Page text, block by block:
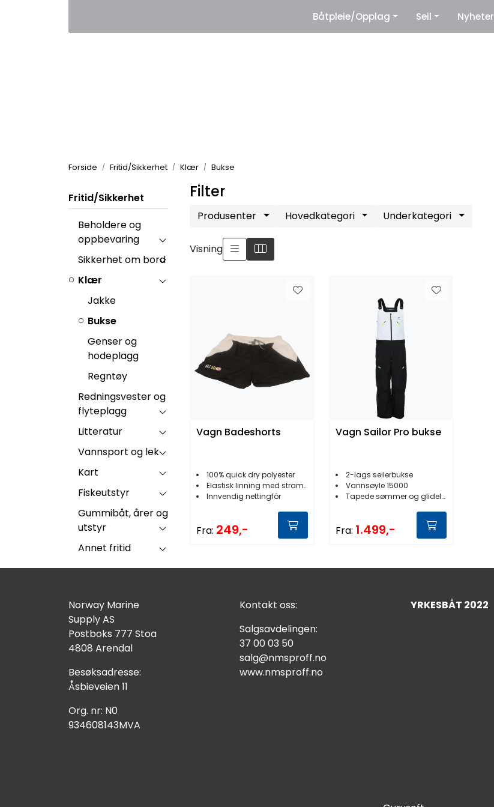
Leverandører
Båtpleie/Opplag Seil Nyheter
Forside Fritid/Sikkerhet Klær Bukse
Fritid/Sikkerhet
Beholdere og
oppbevaring
Sikkerhet om bord
Klær
Jakke
Bukse
Genser og
hodeplagg
Regntøy
Redningsvester og
flyteplagg
Litteratur
Vannsport og lek
Kart
Fiskeutstyr
Gummibåt, årer og
utstyr
Annet fritid
Filter
Produsenter Hovedkategori Underkategori
Visning
Vagn Badeshorts
100% quick dry polyester
Elastisk linning med strammesnor
Innvendig nettingfôr
Fra: 249,-
Vagn Sailor Pro bukse
2-lags seilerbukse
Vannsøyle 15000
Tapede sømmer og glidelåser
Fra: 1.499,-
Norway Marine
Supply AS
Postboks 777 Stoa
4808 Arendal
Besøksadresse:
Åsbieveien 11
Org. nr: N0
934608143MVA
Kontakt oss:
Salgsavdelingen:
37 00 03 50
salg@nmsproff.no
www.nmsproff.no
YRKESBÅT 2022